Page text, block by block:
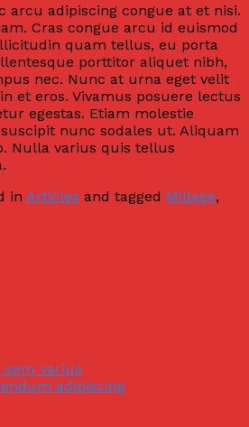
arcu adipiscing congue at et nisi.
Cras congue arcu id euismod
quam tellus, eu porta
porttitor aliquet nibh,
nec. Nunc at urna eget velit
et eros. Vivamus posuere lectus
egestas. Etiam molestie
nunc sodales ut. Aliquam
Nulla varius quis tellus
in Articles and tagged Millage,
varius
adipiscing